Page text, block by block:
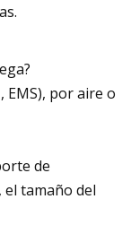
EMS), por aire o
de
el tamaño del